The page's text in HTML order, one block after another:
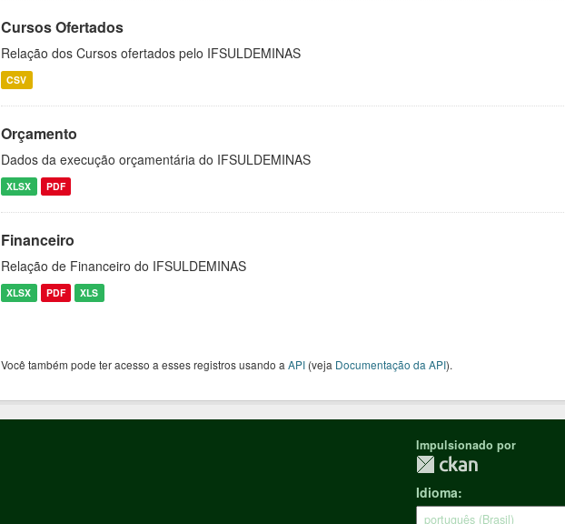
Cursos Ofertados
Relação dos Cursos ofertados pelo IFSULDEMINAS
CSV
Orçamento
Dados da execução orçamentária do IFSULDEMINAS
XLSX PDF
Financeiro
Relação de Financeiro do IFSULDEMINAS
XLSX PDF XLS
Você também pode ter acesso a esses registros usando a API (veja Documentação da API).
Impulsionado por
Idioma